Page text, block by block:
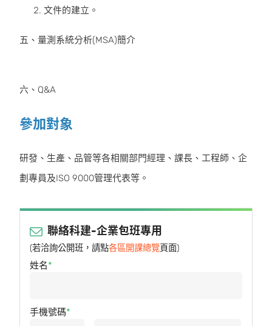
文件的建立。
五、量測系統分析(MSA)簡介
六、Q&A
參加對象
研發、生產、品管等各相關部門經理、課長、工程師、企
劃專員及ISO 9000管理代表等。
聯絡科建-企業包班專用
(若洽詢公開班，請點各區開課總覽頁面)
姓名
手機號碼